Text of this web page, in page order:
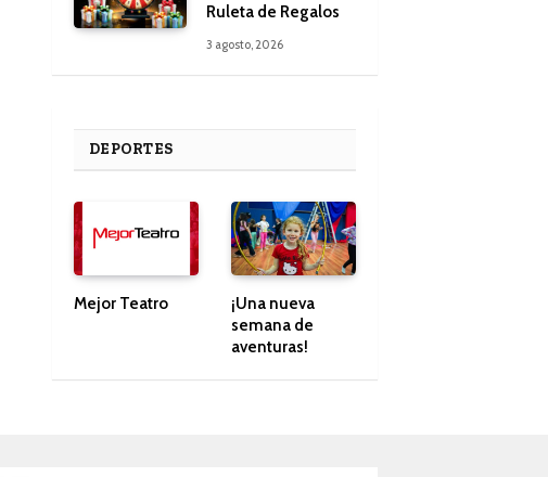
Ruleta de Regalos
3 agosto, 2026
DEPORTES
Mejor Teatro
¡Una nueva
semana de
aventuras!